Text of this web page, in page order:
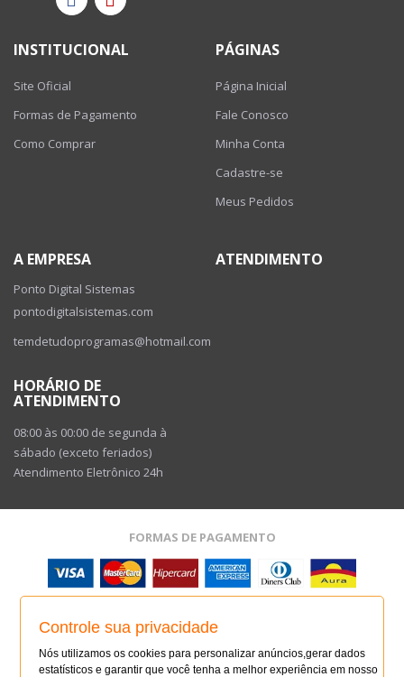
INSTITUCIONAL
Site Oficial
Formas de Pagamento
Como Comprar
PÁGINAS
Página Inicial
Fale Conosco
Minha Conta
Cadastre-se
Meus Pedidos
A EMPRESA
Ponto Digital Sistemas
pontodigitalsistemas.com
temdetudoprogramas@hotmail.com
HORÁRIO DE
ATENDIMENTO
08:00 às 00:00 de segunda à
sábado (exceto feriados)
Atendimento Eletrônico 24h
ATENDIMENTO
FORMAS DE PAGAMENTO
SITE SEGURO
SITE SEGURO
AUDITADO 08/08/26
Controle sua privacidade
Nós utilizamos os cookies para personalizar anúncios,gerar dados
estatísticos e garantir que você tenha a melhor experiência em nosso